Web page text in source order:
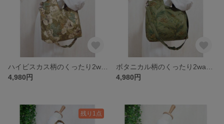
4,980円
4,980円
残り1点